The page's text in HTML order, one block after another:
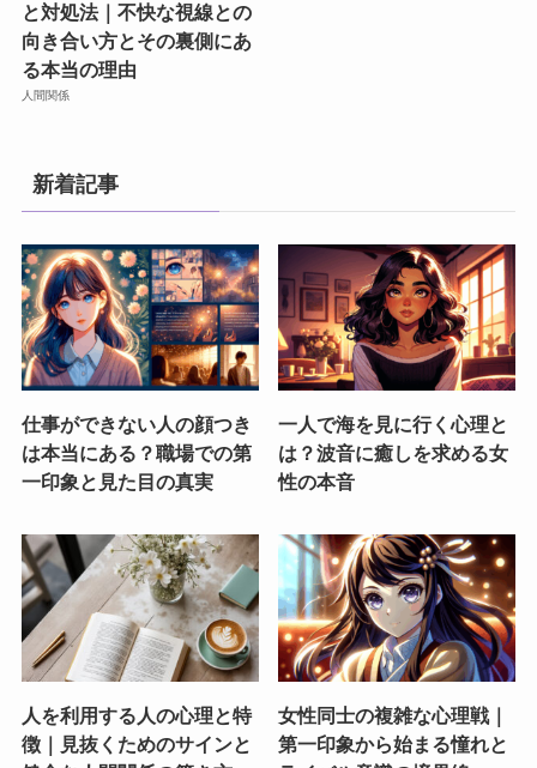
と対処法｜不快な視線との
向き合い方とその裏側にあ
る本当の理由
人間関係
新着記事
仕事ができない人の顔つき
は本当にある？職場での第
一印象と見た目の真実
一人で海を見に行く心理と
は？波音に癒しを求める女
性の本音
人を利用する人の心理と特
徴｜見抜くためのサインと
女性同士の複雑な心理戦｜
第一印象から始まる憧れと